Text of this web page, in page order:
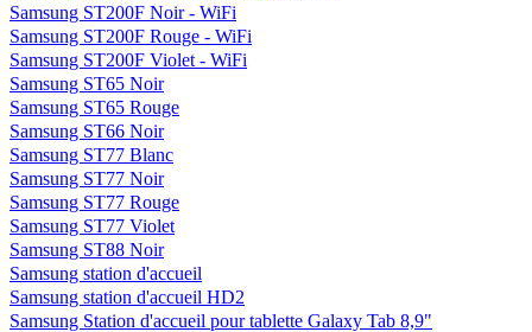
Samsung ST200F Noir - WiFi
Samsung ST200F Rouge - WiFi
Samsung ST200F Violet - WiFi
Samsung ST65 Noir
Samsung ST65 Rouge
Samsung ST66 Noir
Samsung ST77 Blanc
Samsung ST77 Noir
Samsung ST77 Rouge
Samsung ST77 Violet
Samsung ST88 Noir
Samsung station d'accueil
Samsung station d'accueil HD2
Samsung Station d'accueil pour tablette Galaxy Tab 8,9"